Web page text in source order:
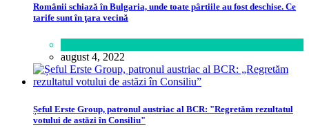
Românii schiază în Bulgaria, unde toate pârtiile au fost deschise. Ce
tarife sunt în ţara vecină
august 4, 2022
Șeful Erste Group, patronul austriac al BCR: "Regretăm rezultatul
votului de astăzi în Consiliu"